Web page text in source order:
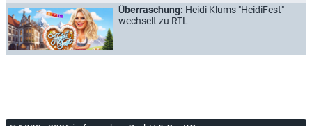
Überraschung: Heidi Klums "HeidiFest"
wechselt zu RTL